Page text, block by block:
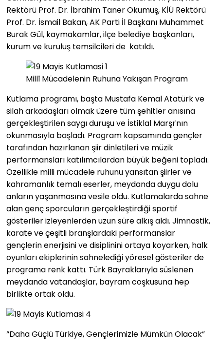
Rektörü Prof. Dr. İbrahim Taner Okumuş, KİÜ Rektörü
Prof. Dr. İsmail Bakan, AK Parti İl Başkanı Muhammet
Burak Gül, kaymakamlar, ilçe belediye başkanları,
kurum ve kuruluş temsilcileri de katıldı.
Millî Mücadelenin Ruhuna Yakışan Program
Kutlama programı, başta Mustafa Kemal Atatürk ve
silah arkadaşları olmak üzere tüm şehitler anısına
gerçekleştirilen saygı duruşu ve İstiklal Marşı’nın
okunmasıyla başladı. Program kapsamında gençler
tarafından hazırlanan şiir dinletileri ve müzik
performansları katılımcılardan büyük beğeni topladı.
Özellikle milli mücadele ruhunu yansıtan şiirler ve
kahramanlık temalı eserler, meydanda duygu dolu
anların yaşanmasına vesile oldu. Kutlamalarda sahne
alan genç sporcuların gerçekleştirdiği sportif
gösteriler izleyenlerden uzun süre alkış aldı. Jimnastik,
karate ve çeşitli branşlardaki performanslar
gençlerin enerjisini ve disiplinini ortaya koyarken, halk
oyunları ekiplerinin sahnelediği yöresel gösteriler de
programa renk kattı. Türk Bayraklarıyla süslenen
meydanda vatandaşlar, bayram coşkusuna hep
birlikte ortak oldu.
“Daha Güçlü Türkiye, Gençlerimizle Mümkün Olacak”